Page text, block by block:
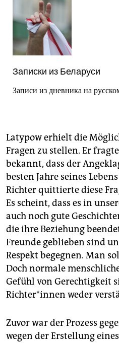
Записки из Беларуси
Записи из дневника на
Latypow erhielt die
Fragen zu stellen. Er
bekannt, dass der
besten Jahre seines
Richter quittierte diese
Es scheint, dass es in
auch noch gute
die ihre Beziehung
Freunde geblieben sind
Respekt begegnen. Man
Doch normale
Gefühl von Gerechtigkeit
Rich­te­r*in­nen weder
Zuvor war der Prozess
wegen der Erstellung